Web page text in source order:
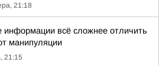
21:18
информации всё сложнее отличить
манипуляции
21:15